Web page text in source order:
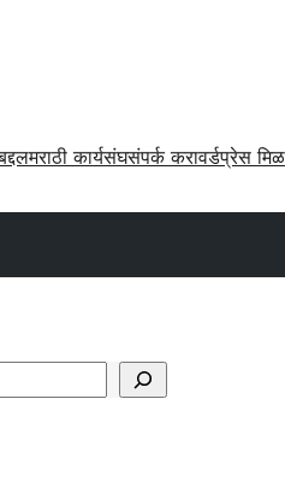
मराठी कार्यसंघसंपर्क करावर्डप्रेस